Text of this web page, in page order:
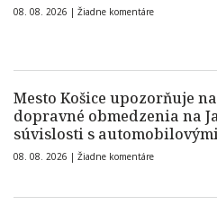
08. 08. 2026 | Žiadne komentáre
Mesto Košice upozorňuje
dopravné obmedzenia na
súvislosti s
08. 08. 2026 | Žiadne komentáre